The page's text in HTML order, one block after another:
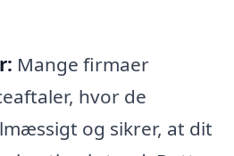
Mange firmaer
hvor de
og sikrer, at dit